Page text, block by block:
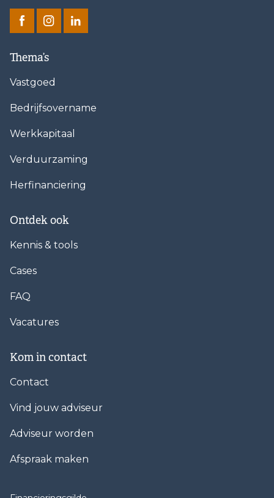
Thema’s
Vastgoed
Bedrijfsovername
Werkkapitaal
Verduurzaming
Herfinanciering
Ontdek ook
Kennis & tools
Cases
FAQ
Vacatures
Kom in contact
Contact
Vind jouw adviseur
Adviseur worden
Afspraak maken